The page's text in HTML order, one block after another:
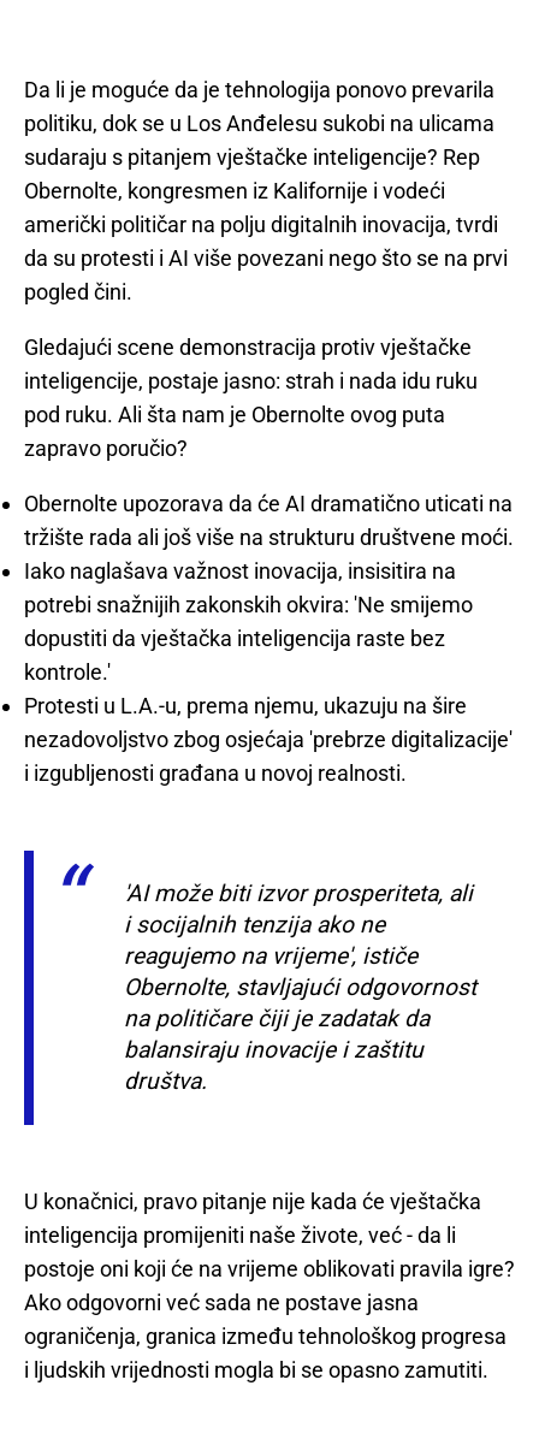
Da li je moguće da je tehnologija ponovo prevarila
politiku, dok se u Los Anđelesu sukobi na ulicama
sudaraju s pitanjem vještačke inteligencije? Rep
Obernolte, kongresmen iz Kalifornije i vodeći
američki političar na polju digitalnih inovacija, tvrdi
da su protesti i AI više povezani nego što se na prvi
pogled čini.
Gledajući scene demonstracija protiv vještačke
inteligencije, postaje jasno: strah i nada idu ruku
pod ruku. Ali šta nam je Obernolte ovog puta
zapravo poručio?
Obernolte upozorava da će AI dramatično uticati na
tržište rada ali još više na strukturu društvene moći.
Iako naglašava važnost inovacija, insisitira na
potrebi snažnijih zakonskih okvira: 'Ne smijemo
dopustiti da vještačka inteligencija raste bez
kontrole.'
Protesti u L.A.-u, prema njemu, ukazuju na šire
nezadovoljstvo zbog osjećaja 'prebrze digitalizacije'
i izgubljenosti građana u novoj realnosti.
'AI može biti izvor prosperiteta, ali
i socijalnih tenzija ako ne
reagujemo na vrijeme', ističe
Obernolte, stavljajući odgovornost
na političare čiji je zadatak da
balansiraju inovacije i zaštitu
društva.
U konačnici, pravo pitanje nije kada će vještačka
inteligencija promijeniti naše živote, već - da li
postoje oni koji će na vrijeme oblikovati pravila igre?
Ako odgovorni već sada ne postave jasna
ograničenja, granica između tehnološkog progresa
i ljudskih vrijednosti mogla bi se opasno zamutiti.